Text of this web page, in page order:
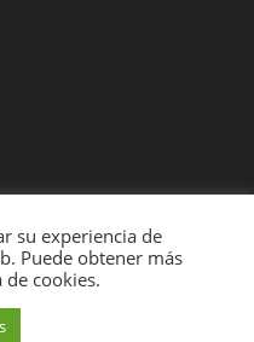
Formas de Pago
demás
su experiencia de
Puede obtener más
cookies.